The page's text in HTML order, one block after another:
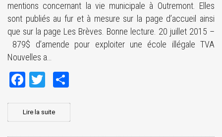
mentions concernant la vie municipale à Outremont. Elles
sont publiés au fur et à mesure sur la page d’accueil ainsi
que sur la page Les Brèves. Bonne lecture. 20 juillet 2015 –
879$ d’amende pour exploiter une école illégale TVA
Nouvelles a…
FacebookTwitter
Lire la suite